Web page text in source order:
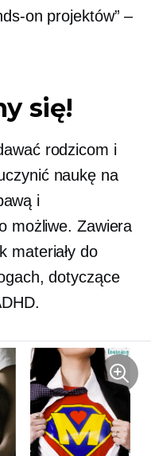
on projektów” –
się!
rodzicom i
naukę na
i
możliwe. Zawiera
materiały do
dotyczące